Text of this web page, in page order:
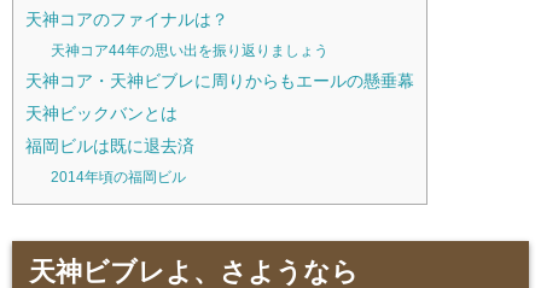
天神コアのファイナルは？
天神コア44年の思い出を振り返りましょう
天神コア・天神ビブレに周りからもエールの懸垂幕
天神ビックバンとは
福岡ビルは既に退去済
2014年頃の福岡ビル
天神ビブレよ、さようなら